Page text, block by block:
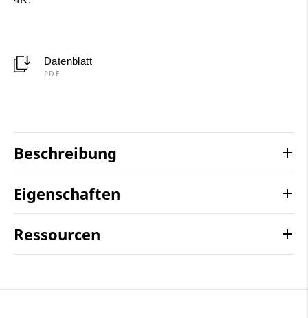
Datenblatt
PDF
Beschreibung
Eigenschaften
Ressourcen